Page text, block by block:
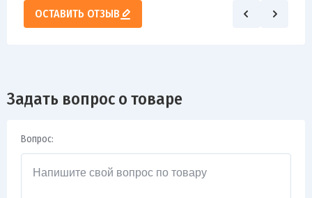
ОСТАВИТЬ ОТЗЫВ
Задать вопрос о товаре
Вопрос: